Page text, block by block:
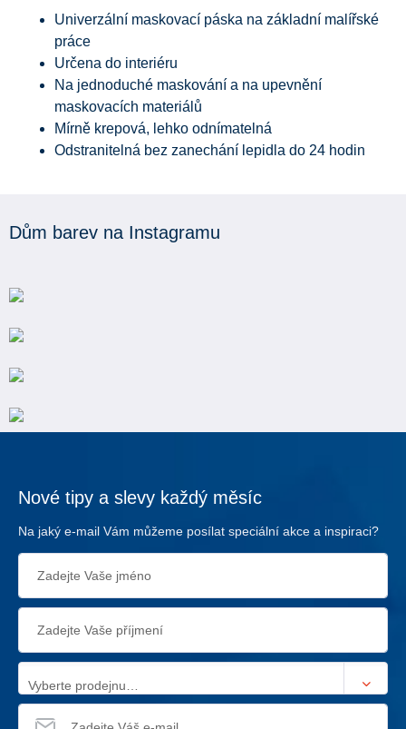
Univerzální maskovací páska na základní malířské
práce
Určena do interiéru
Na jednoduché maskování a na upevnění
maskovacích materiálů
Mírně krepová, lehko odnímatelná
Odstranitelná bez zanechání lepidla do 24 hodin
Dům barev na Instagramu
Nové tipy a slevy každý měsíc
Na jaký e-mail Vám můžeme posílat speciální akce a inspiraci?
Vyberte prodejnu…